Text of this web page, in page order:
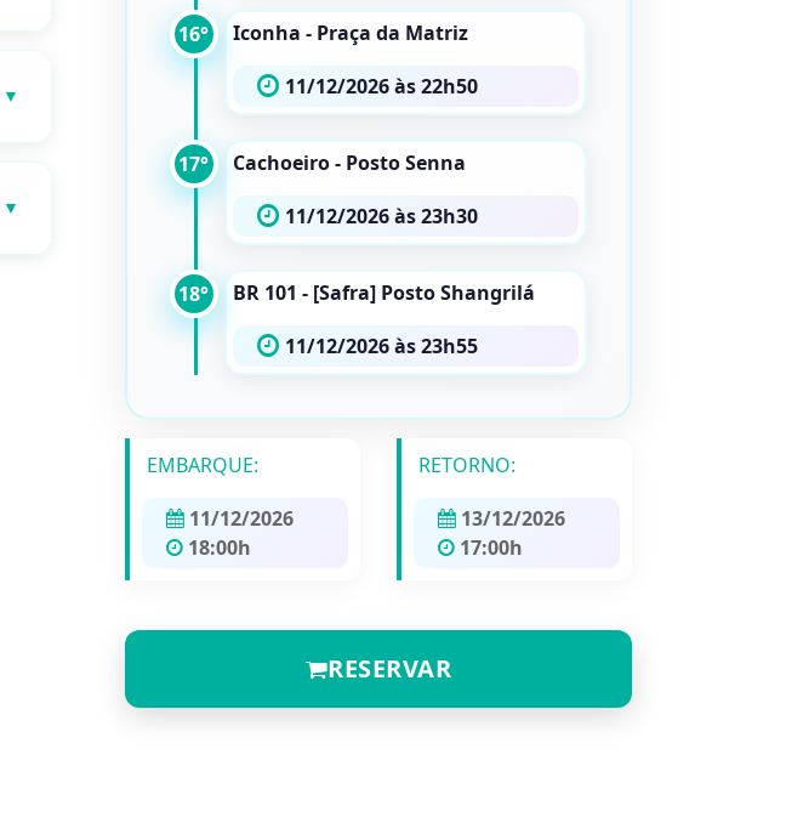
16°
Iconha - Praça da Matriz
11/12/2026 às 22h50
17°
Cachoeiro - Posto Senna
11/12/2026 às 23h30
18°
BR 101 - [Safra] Posto Shangrilá
11/12/2026 às 23h55
EMBARQUE:
11/12/2026
18:00h
RETORNO:
13/12/2026
17:00h
RESERVAR